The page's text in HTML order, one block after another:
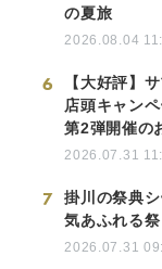
の夏旅
2026.08.04
6
【大好評】
店頭キャン
第2弾開催の
2026.07.31
7
掛川の祭典
気あふれる
2026.07.31